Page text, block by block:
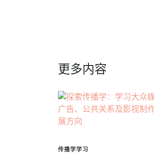
更多内容
传播学学习